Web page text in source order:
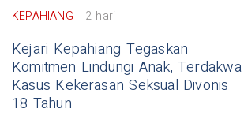
KEPAHIANG 2 hari
Kejari Kepahiang Tegaskan
Komitmen Lindungi Anak, Terdakwa
Kasus Kekerasan Seksual Divonis
18 Tahun